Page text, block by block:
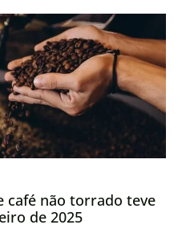
café não torrado teve
de 2025